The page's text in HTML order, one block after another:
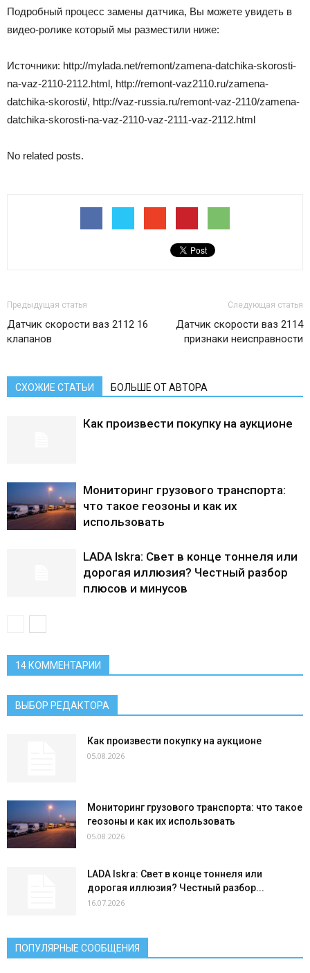
Подробный процесс замены датчика, Вы можете увидеть в
видео-ролике который мы разместили ниже:
Источники: http://mylada.net/remont/zamena-datchika-skorosti-
na-vaz-2110-2112.html, http://remont-vaz2110.ru/zamena-
datchika-skorosti/, http://vaz-russia.ru/remont-vaz-2110/zamena-
datchika-skorosti-na-vaz-2110-vaz-2111-vaz-2112.html
No related posts.
Предыдущая статья
Датчик скорости ваз 2112 16
клапанов
Следующая статья
Датчик скорости ваз 2114
признаки неисправности
СХОЖИЕ СТАТЬИ БОЛЬШЕ ОТ АВТОРА
Как произвести покупку на аукционе
Мониторинг грузового транспорта:
что такое геозоны и как их
использовать
LADA Iskra: Свет в конце тоннеля или
дорогая иллюзия? Честный разбор
плюсов и минусов
14 КОММЕНТАРИИ
ВЫБОР РЕДАКТОРА
Как произвести покупку на аукционе
05.08.2026
Мониторинг грузового транспорта: что такое
геозоны и как их использовать
05.08.2026
LADA Iskra: Свет в конце тоннеля или
дорогая иллюзия? Честный разбор...
16.07.2026
ПОПУЛЯРНЫЕ СООБЩЕНИЯ